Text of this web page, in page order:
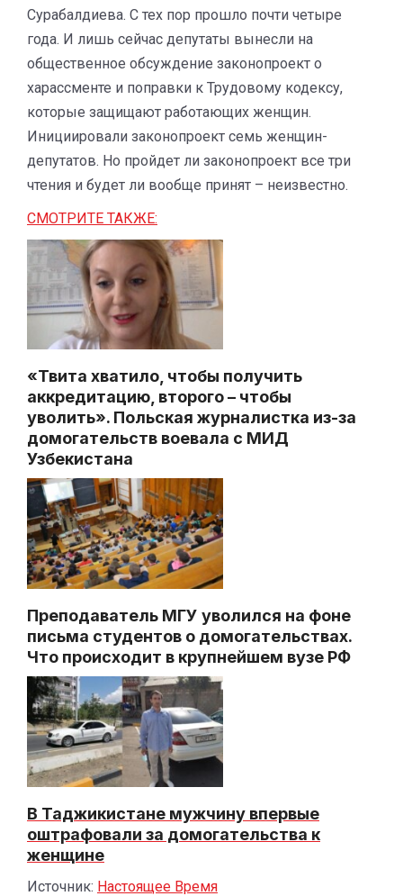
Сурабалдиева. С тех пор прошло почти четыре
года. И лишь сейчас депутаты вынесли на
общественное обсуждение законопроект о
харассменте и поправки к Трудовому кодексу,
которые защищают работающих женщин.
Инициировали законопроект семь женщин-
депутатов. Но пройдет ли законопроект все три
чтения и будет ли вообще принят – неизвестно.
СМОТРИТЕ ТАКЖЕ:
«Твита хватило, чтобы получить
аккредитацию, второго – чтобы
уволить». Польская журналистка из-за
домогательств воевала с МИД
Узбекистана
Преподаватель МГУ уволился на фоне
письма студентов о домогательствах.
Что происходит в крупнейшем вузе РФ
В Таджикистане мужчину впервые
оштрафовали за домогательства к
женщине
Источник: Настоящее Время